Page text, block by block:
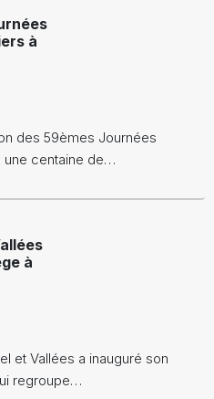
à
des 59èmes Journées
une centaine de…
à
et Vallées a inauguré son
regroupe…